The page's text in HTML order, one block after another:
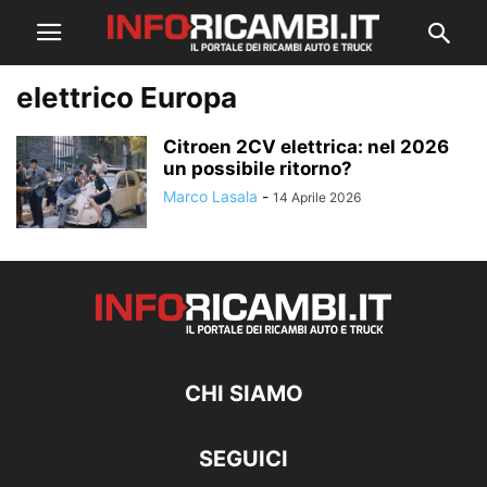
elettrico Europa
Citroen 2CV elettrica: nel 2026
un possibile ritorno?
Marco Lasala - 14 Aprile 2026
CHI SIAMO
SEGUICI